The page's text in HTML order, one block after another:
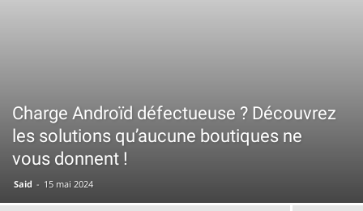
Charge Androïd défectueuse ? Découvrez
les solutions qu’aucune boutiques ne
vous donnent !
Said - 15 mai 2024